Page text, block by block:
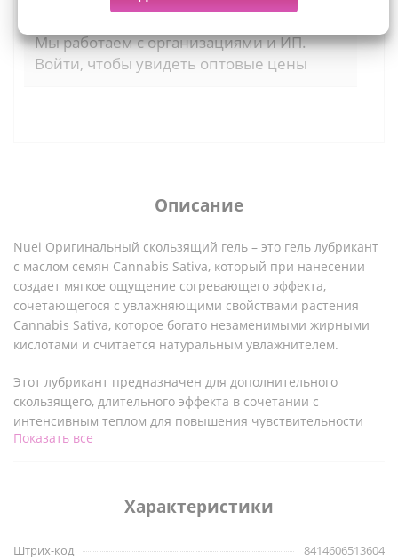
Более 7 дней назад
42 штуки
Мы работаем с организациями и ИП.
Войти, чтобы увидеть оптовые цены
Описание
Nuei Оригинальный скользящий гель – это гель лубрикант
с маслом семян Cannabis Sativa, который при нанесении
создает мягкое ощущение согревающего эффекта,
сочетающегося с увлажняющими свойствами растения
Cannabis Sativa, которое богато незаменимыми жирными
кислотами и считается натуральным увлажнителем.
Этот лубрикант предназначен для дополнительного
скользящего, длительного эффекта в сочетании с
интенсивным теплом для повышения чувствительности
эрогенных зон .
полностью совместим с латексом, презервативами,
эротическими игрушками всех видов, включая силикон.
Показать все
Характеристики
Штрих-код 8414606513604